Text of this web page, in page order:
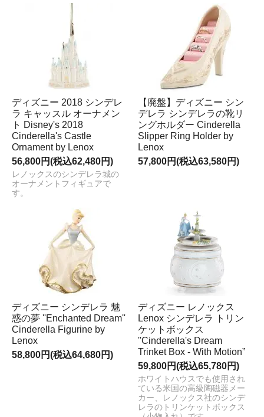
ディズニー 2018 シンデレ
ラ キャッスル オーナメン
ト Disney's 2018
Cinderella's Castle
Ornament by Lenox
56,800円(税込62,480円)
レノックスのシンデレラ城の
オーナメントフィギュアで
す。
【廃盤】ディズニー シン
デレラ シンデレラの靴リ
ングホルダー Cinderella
Slipper Ring Holder by
Lenox
57,800円(税込63,580円)
ディズニー シンデレラ 魅
惑の夢 ''Enchanted Dream''
Cinderella Figurine by
Lenox
58,800円(税込64,680円)
ディズニー レノックス
Lenox シンデレラ トリン
ケットボックス
''Cinderella's Dream
Trinket Box - With Motion”
59,800円(税込65,780円)
ホワイトハウスでも使用され
ている米国の高級陶磁器メー
カー、レノックス社のシンデ
レラのトリンケットボックス